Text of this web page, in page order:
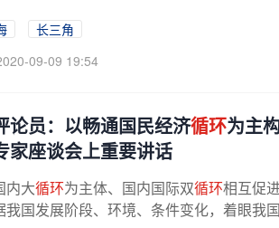
长三角
09-09 19:54
论员：以畅通国民经济循环为主
家座谈会上重要讲话
内大循环为主体、国内国际双循环相互促
我国发展阶段、环境、条件变化，着眼我